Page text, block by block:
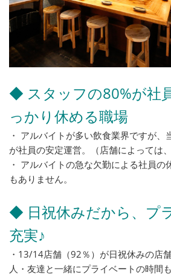
◆ スタッフの80%が社
っかり休める職場
・ アルバイトが多い飲食業界ですが、
が社員の安定運営。（店舗によっては
・ アルバイトの急な欠勤による社員の
もありません。
◆ 日祝休みだから、プ
充実♪
・13/14店舗（92％）が日祝休みの店
人・友達と一緒にプライベートの時間